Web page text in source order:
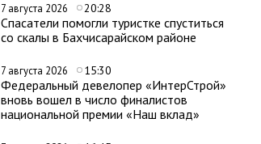
7 августа 2026 20:28
Спасатели помогли туристке спуститься
со скалы в Бахчисарайском районе
7 августа 2026 15:30
Федеральный девелопер «ИнтерСтрой»
вновь вошел в число финалистов
национальной премии «Наш вклад»